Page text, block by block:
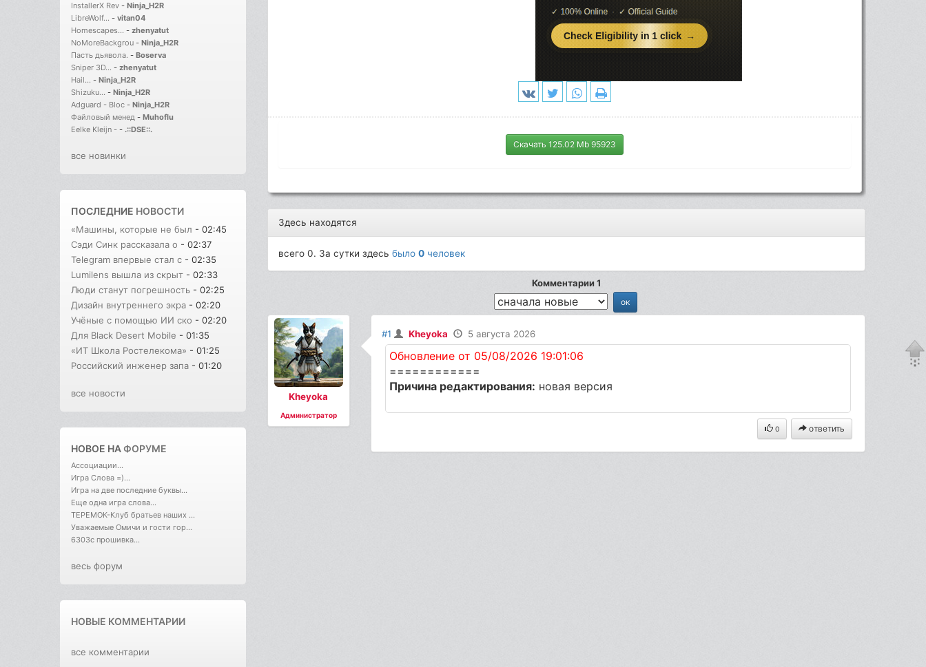
InstallerX Rev - Ninja_H2R
LibreWolf... - vitan04
Homescapes... - zhenyatut
NoMoreBackgrou - Ninja_H2R
Пасть дьявола. - Boserva
Sniper 3D... - zhenyatut
Hail... - Ninja_H2R
Shizuku... - Ninja_H2R
Adguard - Bloc - Ninja_H2R
Файловый менед - Muhoflu
Eelke Kleijn - - .::DSE::.
все новинки
ПОСЛЕДНИЕ НОВОСТИ
«Машины, которые не был - 02:45
Сэди Синк рассказала о - 02:37
Telegram впервые стал с - 02:35
Lumilens вышла из скрыт - 02:33
Люди станут погрешность - 02:25
Дизайн внутреннего экра - 02:20
Учёные с помощью ИИ ско - 02:20
Для Black Desert Mobile - 01:35
«ИТ Школа Ростелекома» - 01:25
Российский инженер запа - 01:20
все новости
НОВОЕ НАФОРУМЕ
Ассоциации...
Игра Слова =)...
Игра на две последние буквы...
Еще одна игра слова...
ТЕРЕМОК-Клуб братьев наших ...
Уважаемые Омичи и гости гор...
6303с прошивка...
весь форум
НОВЫЕ КОММЕНТАРИИ
все комментарии
Скачать 125.02 Mb 95923
Здесь находятся
всего 0. За сутки здесьбыло0 человек
Комментарии 1
Kheyoka
Администратор
#1 Kheyoka 5 августа 2026
Обновление от 05/08/2026 19:01:06
============
Причина редактирования: новая версия
0 ответить